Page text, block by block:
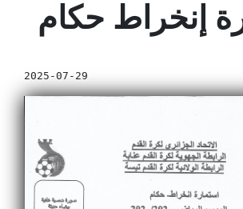
إنخراط حكام
2025-07-29